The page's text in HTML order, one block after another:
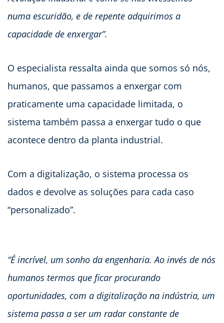
numa escuridão, e de repente adquirimos a
capacidade de enxergar”.
O especialista ressalta ainda que somos só nós,
humanos, que passamos a enxergar com
praticamente uma capacidade limitada, o
sistema também passa a enxergar tudo o que
acontece dentro da planta industrial.
Com a digitalização, o sistema processa os
dados e devolve as soluções para cada caso
“personalizado”.
“É incrível, um sonho da engenharia. Ao invés de nós
humanos termos que ficar procurando
oportunidades, com a digitalização na indústria, um
sistema passa a ser um radar constante de